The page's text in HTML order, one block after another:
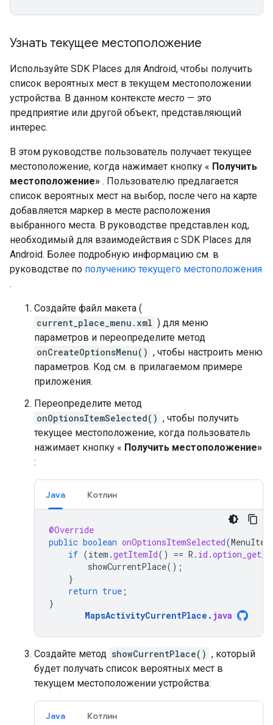
Узнать текущее местоположение
Используйте SDK Places для Android, чтобы получить
список вероятных мест в текущем местоположении
устройства. В данном контексте место — это
предприятие или другой объект, представляющий
интерес.
В этом руководстве пользователь получает текущее
местоположение, когда нажимает кнопку « Получить
местоположение» . Пользователю предлагается
список вероятных мест на выбор, после чего на карте
добавляется маркер в месте расположения
выбранного места. В руководстве представлен код,
необходимый для взаимодействия с SDK Places для
Android. Более подробную информацию см. в
руководстве по получению текущего местоположения
.
Создайте файл макета (
current_place_menu.xml ) для меню
параметров и переопределите метод
onCreateOptionsMenu() , чтобы настроить меню
параметров. Код см. в прилагаемом примере
приложения.
Переопределите метод
onOptionsItemSelected() , чтобы получить
текущее местоположение, когда пользователь
нажимает кнопку « Получить местоположение»
:
Java Котлин
@Override
public boolean onOptionsItemSelected(MenuItem
if (item .getItemId() == R . id .
showCurrentPlace();
}
return true ;
}
MapsActivityCurrentPlace . java
Создайте метод showCurrentPlace() , который
будет получать список вероятных мест в
текущем местоположении устройства:
Java Котлин